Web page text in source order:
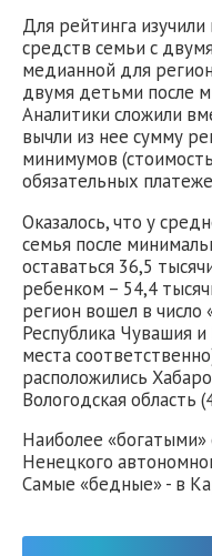
Для рейтинга
средств семьи с
медианной для
двумя детьми после
Аналитики сложили
вычли из нее сумму
минимумов
обязательных
Оказалось, что у
семья после
оставаться 36,5
ребенком – 54,4
регион вошел в число
Республика Чувашия и
места
расположились
Вологодская область
Наиболее «богатыми»
Ненецкого
Самые «бедные» - в